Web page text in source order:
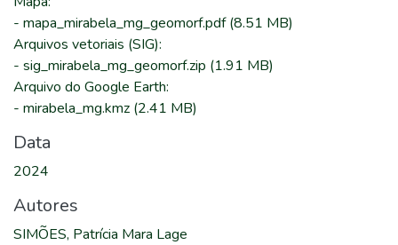
- mapa_mirabela_mg_geomorf.pdf(8.51 MB)
Arquivos vetoriais (SIG):
- sig_mirabela_mg_geomorf.zip (1.91 MB)
Arquivo do Google Earth:
- mirabela_mg.kmz (2.41 MB)
Data
2024
Autores
SIMÕES, Patrícia Mara Lage